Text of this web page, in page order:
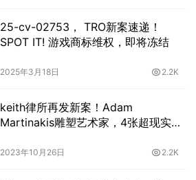
25-cv-02753， TRO新案速递！
SPOT IT! 游戏商标维权，即将冻结
2025年3月18日 2.2K
keith律所再发新案！Adam
Martinakis雕塑艺术家，4张超现实主
2023年10月26日 2.2K